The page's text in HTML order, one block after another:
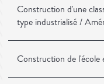
Construction d'une
type industrialisé /
Construction de